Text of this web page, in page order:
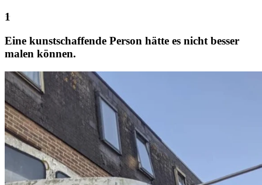
Eine kunstschaffende Person hätte es nicht besser
malen können.